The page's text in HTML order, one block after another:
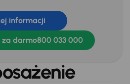
informacji
darmo800 033 000